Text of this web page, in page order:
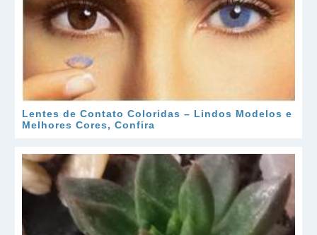
Lentes de Contato Coloridas – Lindos Modelos e
Melhores Cores, Confira